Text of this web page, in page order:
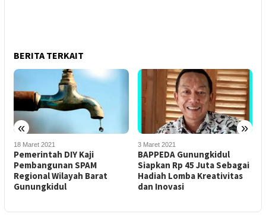
BERITA TERKAIT
« »
18 Maret 2021
Pemerintah DIY Kaji
Pembangunan SPAM
Regional Wilayah Barat
Gunungkidul
3 Maret 2021
BAPPEDA Gunungkidul
Siapkan Rp 45 Juta Sebagai
Hadiah Lomba Kreativitas
dan Inovasi